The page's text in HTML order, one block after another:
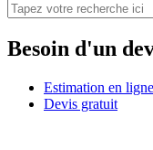
Besoin d'un
Estimation en
Devis gratuit